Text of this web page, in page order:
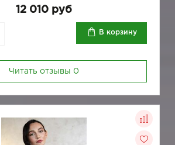
12 010 руб
В корзину
Читать отзывы 0